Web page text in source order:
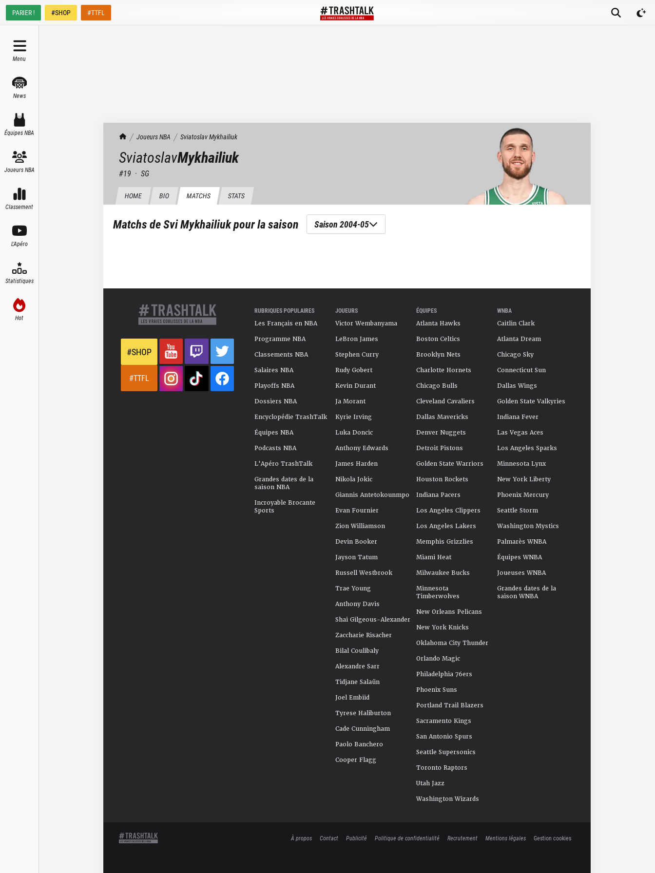
PARIER ! #SHOP #TTFL
Menu
News
Équipes NBA
Joueurs NBA
Classement
L'Apéro
Statistiques
Hot
TrashTalk Actu NBA
Joueurs NBA SviatoslavMykhailiuk
SviatoslavMykhailiuk
#19 · SG
HOME BIO MATCHS STATS
Matchs deSvi Mykhailiukpour la saison Saison 2004-05
#SHOP
#TTFL
RUBRIQUES POPULAIRES
Les Français en NBA
Programme NBA
Classements NBA
Salaires NBA
Playoffs NBA
Dossiers NBA
Encyclopédie TrashTalk
Équipes NBA
Podcasts NBA
L'Apéro TrashTalk
Grandes dates de la
saison NBA
Incroyable Brocante
Sports
JOUEURS
Victor Wembanyama
LeBron James
Stephen Curry
Rudy Gobert
Kevin Durant
Ja Morant
Kyrie Irving
Luka Doncic
Anthony Edwards
James Harden
Nikola Jokic
Giannis Antetokounmpo
Evan Fournier
Zion Williamson
Devin Booker
Jayson Tatum
Russell Westbrook
Trae Young
Anthony Davis
Shai Gilgeous-Alexander
Zaccharie Risacher
Bilal Coulibaly
Alexandre Sarr
Tidjane Salaün
Joel Embiid
Tyrese Haliburton
Cade Cunningham
Paolo Banchero
Cooper Flagg
ÉQUIPES
Atlanta Hawks
Boston Celtics
Brooklyn Nets
Charlotte Hornets
Chicago Bulls
Cleveland Cavaliers
Dallas Mavericks
Denver Nuggets
Detroit Pistons
Golden State Warriors
Houston Rockets
Indiana Pacers
Los Angeles Clippers
Los Angeles Lakers
Memphis Grizzlies
Miami Heat
Milwaukee Bucks
Minnesota
Timberwolves
New Orleans Pelicans
New York Knicks
Oklahoma City Thunder
Orlando Magic
Philadelphia 76ers
Phoenix Suns
Portland Trail Blazers
Sacramento Kings
San Antonio Spurs
Seattle Supersonics
Toronto Raptors
Utah Jazz
Washington Wizards
WNBA
Caitlin Clark
Atlanta Dream
Chicago Sky
Connecticut Sun
Dallas Wings
Golden State Valkyries
Indiana Fever
Las Vegas Aces
Los Angeles Sparks
Minnesota Lynx
New York Liberty
Phoenix Mercury
Seattle Storm
Washington Mystics
Palmarès WNBA
Équipes WNBA
Joueuses WNBA
Grandes dates de la
saison WNBA
À propos Contact Publicité Politique de confidentialité Recrutement Mentions légales Gestion cookies